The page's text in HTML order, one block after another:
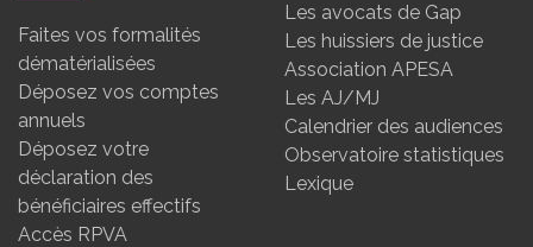
Faites vos formalités
dématérialisées
Déposez vos comptes
annuels
Déposez votre
déclaration des
bénéficiaires effectifs
Accès RPVA
Les avocats de Gap
Les huissiers de justice
Association APESA
Les AJ/MJ
Calendrier des audiences
Observatoire statistiques
Lexique